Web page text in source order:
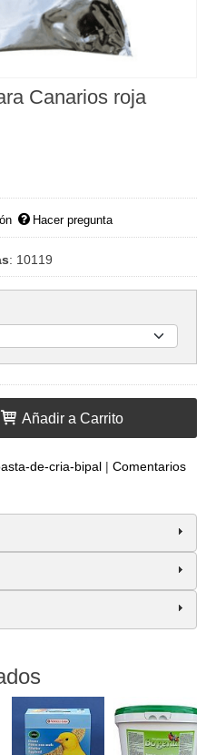
Canarios roja
Hacer pregunta
: 10119
Añadir a Carrito
de-cria-bipal | Comentarios